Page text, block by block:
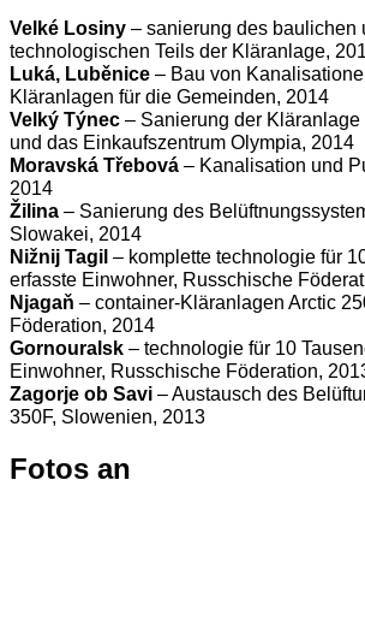
Velké Losiny – sanierung des baulichen
technologischen Teils der Kläranlage,
Luká, Luběnice – Bau von
Kläranlagen für die Gemeinden, 2014
Velký Týnec – Sanierung der
und das Einkaufszentrum Olympia, 2014
Moravská Třebová – Kanalisation und
2014
Žilina – Sanierung des
Slowakei, 2014
Nižnij Tagil – komplette technologie für
erfasste Einwohner, Russchische
Njagaň – container-Kläranlagen Arctic
Föderation, 2014
Gornouralsk – technologie für 10
Einwohner, Russchische Föderation,
Zagorje ob Savi – Austausch des
350F, Slowenien, 2013
Fotos an